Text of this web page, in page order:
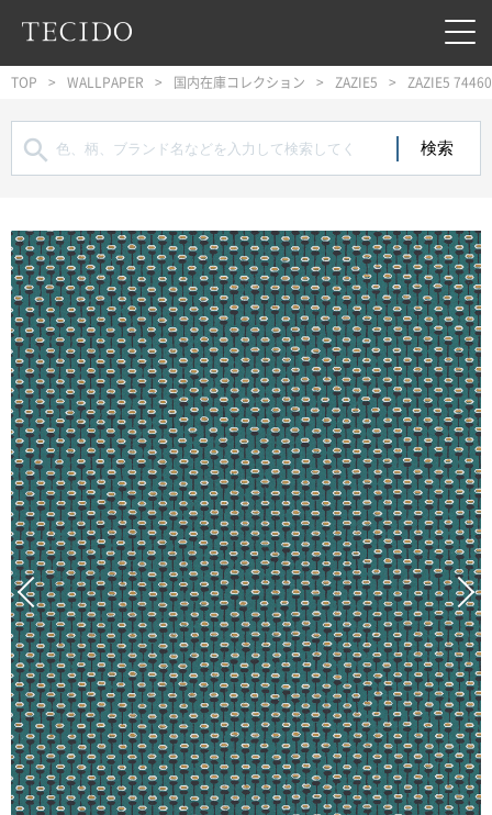
フッターへジャンプ
TOP WALLPAPER 国内在庫コレクション ZAZIE5 ZAZIE5
